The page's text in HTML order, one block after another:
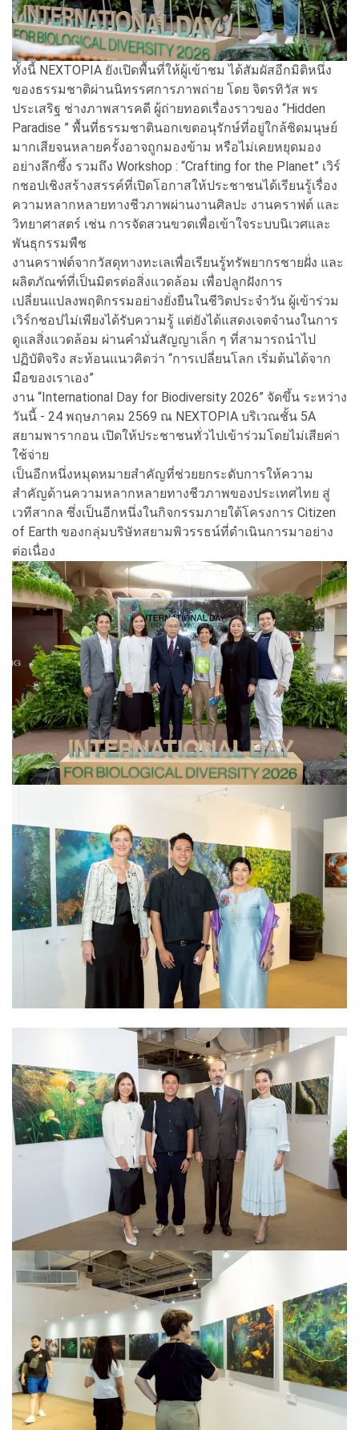
ทั้งนี้ NEXTOPIA ยังเปิดพื้นที่ให้ผู้เข้าชม ได้สัมผัสอีกมิติหนึ่ง
ของธรรมชาติผ่านนิทรรศการภาพถ่าย โดย จิตรทิวัส พร
ประเสริฐ ช่างภาพสารคดี ผู้ถ่ายทอดเรื่องราวของ “Hidden
Paradise ” พื้นที่ธรรมชาตินอกเขตอนุรักษ์ที่อยู่ใกล้ชิดมนุษย์
มากเสียจนหลายครั้งอาจถูกมองข้าม หรือไม่เคยหยุดมอง
อย่างลึกซึ้ง รวมถึง Workshop : “Crafting for the Planet” เวิร์
กชอปเชิงสร้างสรรค์ที่เปิดโอกาสให้ประชาชนได้เรียนรู้เรื่อง
ความหลากหลายทางชีวภาพผ่านงานศิลปะ งานคราฟต์ และ
วิทยาศาสตร์ เช่น การจัดสวนขวดเพื่อเข้าใจระบบนิเวศและ
พันธุกรรมพืช
งานคราฟต์จากวัสดุทางทะเลเพื่อเรียนรู้ทรัพยากรชายฝั่ง และ
ผลิตภัณฑ์ที่เป็นมิตรต่อสิ่งแวดล้อม เพื่อปลูกฝังการ
เปลี่ยนแปลงพฤติกรรมอย่างยั่งยืนในชีวิตประจำวัน ผู้เข้าร่วม
เวิร์กชอปไม่เพียงได้รับความรู้ แต่ยังได้แสดงเจตจำนงในการ
ดูแลสิ่งแวดล้อม ผ่านคำมั่นสัญญาเล็ก ๆ ที่สามารถนำไป
ปฏิบัติจริง สะท้อนแนวคิดว่า “การเปลี่ยนโลก เริ่มต้นได้จาก
มือของเราเอง”
งาน “International Day for Biodiversity 2026” จัดขึ้น ระหว่าง
วันนี้ - 24 พฤษภาคม 2569 ณ NEXTOPIA บริเวณชั้น 5A
สยามพารากอน เปิดให้ประชาชนทั่วไปเข้าร่วมโดยไม่เสียค่า
ใช้จ่าย
เป็นอีกหนึ่งหมุดหมายสำคัญที่ช่วยยกระดับการให้ความ
สำคัญด้านความหลากหลายทางชีวภาพของประเทศไทย สู่
เวทีสากล ซึ่งเป็นอีกหนึ่งในกิจกรรมภายใต้โครงการ Citizen
of Earth ของกลุ่มบริษัทสยามพิวรรธน์ที่ดำเนินการมาอย่าง
ต่อเนื่อง